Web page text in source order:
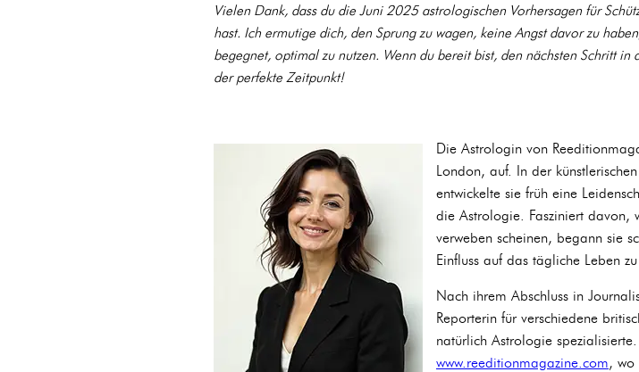
Vielen Dank, dass du die Juni 2025 astrologischen Vorhersagen für
hast. Ich ermutige dich, den Sprung zu wagen, keine Angst davor zu
begegnet, optimal zu nutzen. Wenn du bereit bist, den nächsten Schritt
der perfekte Zeitpunkt!
Die Astrologin von
London, auf. In der
entwickelte sie früh eine
die Astrologie. Fasziniert davon,
verweben scheinen, begann sie
Einfluss auf das tägliche Leben zu
Nach ihrem Abschluss in
Reporterin für verschiedene
natürlich Astrologie
www.reeditionmagazine.com, wo